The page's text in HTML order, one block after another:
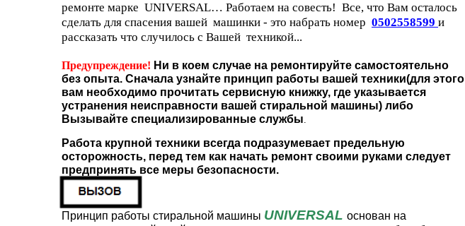
ремонте марке UNIVERSAL… Работаем на совесть! Все, что Вам осталось
сделать для спасения вашей машинки - это набрать номер 0502558599 и
рассказать что случилось с Вашей техникой...
Предупреждение! Ни в коем случае на ремонтируйте самостоятельно
без опыта. Сначала узнайте принцип работы вашей техники(для этого
вам необходимо прочитать сервисную книжку, где указывается
устранения неисправности вашей стиральной машины) либо
Вызывайте специализированные службы.
Работа крупной техники всегда подразумевает предельную
осторожность, перед тем как начать ремонт своими руками следует
предпринять все меры безопасности.
Принцип работы стиральной машины UNIVERSAL основан на